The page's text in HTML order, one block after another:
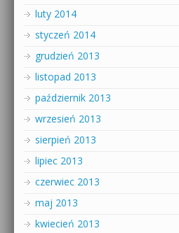
luty 2014
styczeń 2014
grudzień 2013
listopad 2013
październik 2013
wrzesień 2013
sierpień 2013
lipiec 2013
czerwiec 2013
maj 2013
kwiecień 2013